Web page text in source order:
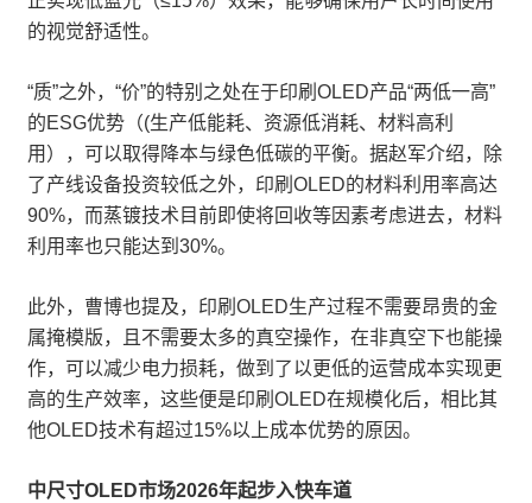
的视觉舒适性。
“质”之外，“价”的特别之处在于印刷OLED产品“两低一高”
的ESG优势（(生产低能耗、资源低消耗、材料高利
用），可以取得降本与绿色低碳的平衡。据赵军介绍，除
了产线设备投资较低之外，印刷OLED的材料利用率高达
90%，而蒸镀技术目前即使将回收等因素考虑进去，材料
利用率也只能达到30%。
此外，曹博也提及，印刷OLED生产过程不需要昂贵的金
属掩模版，且不需要太多的真空操作，在非真空下也能操
作，可以减少电力损耗，做到了以更低的运营成本实现更
高的生产效率，这些便是印刷OLED在规模化后，相比其
他OLED技术有超过15%以上成本优势的原因。
中尺寸OLED市场2026年起步入快车道